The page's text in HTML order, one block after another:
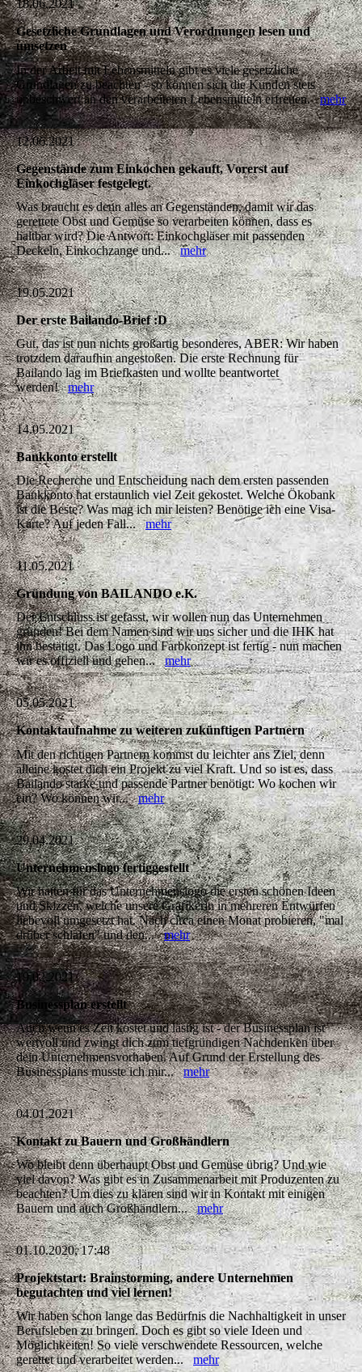
18.06.2021
Gesetzliche Grundlagen und Verordnungen lesen und
umsetzen
In der Arbeit mit Lebensmitteln gibt es viele gesetzliche
Grundlagen zu beachten - so können sich die Kunden stets
unbeschwert an den verarbeiteten Lebensmitteln erfreuen.mehr
12.06.2021
Gegenstände zum Einkochen gekauft, Vorerst auf
Einkochgläser festgelegt.
Was braucht es denn alles an Gegenständen, damit wir das
gerettete Obst und Gemüse so verarbeiten können, dass es
haltbar wird? Die Antwort: Einkochgläser mit passenden
Deckeln, Einkochzange und...mehr
19.05.2021
Der erste Bailando-Brief :D
Gut, das ist nun nichts großartig besonderes, ABER: Wir haben
trotzdem daraufhin angestoßen. Die erste Rechnung für
Bailando lag im Briefkasten und wollte beantwortet
werden!mehr
14.05.2021
Bankkonto erstellt
Die Recherche und Entscheidung nach dem ersten passenden
Bankkonto hat erstaunlich viel Zeit gekostet. Welche Ökobank
ist die Beste? Was mag ich mir leisten? Benötige ich eine Visa-
Karte? Auf jeden Fall...mehr
11.05.2021
Gründung von BAILANDO e.K.
Der Entschluss ist gefasst, wir wollen nun das Unternehmen
gründen! Bei dem Namen sind wir uns sicher und die IHK hat
ihn bestätigt. Das Logo und Farbkonzept ist fertig - nun machen
wir es offiziell und gehen...mehr
05.05.2021
Kontaktaufnahme zu weiteren zukünftigen Partnern
Mit den richtigen Partnern kommst du leichter ans Ziel, denn
alleine kostet dich ein Projekt zu viel Kraft. Und so ist es, dass
Bailando starke und passende Partner benötigt: Wo kochen wir
ein? Wo können wir...mehr
29.04.2021
Unternehmenslogo fertiggestellt
Wir hatten für das Unternehmenslogo die ersten schönen Ideen
und Skizzen, welche unsere Grafikerin in mehreren Entwürfen
liebevoll umgesetzt hat. Nach circa einen Monat probieren, "mal
drüber schlafen" und den...mehr
19.02.2021
Businessplan erstellt
Auch wenn es Zeit kostet und lästig ist - der Businessplan ist
wertvoll und zwingt dich zum tiefgründigen Nachdenken über
dein Unternehmensvorhaben. Auf Grund der Erstellung des
Businessplans musste ich mir...mehr
04.01.2021
Kontakt zu Bauern und Großhändlern
Wo bleibt denn überhaupt Obst und Gemüse übrig? Und wie
viel davon? Was gibt es in Zusammenarbeit mit Produzenten zu
beachten? Um dies zu klären sind wir in Kontakt mit einigen
Bauern und auch Großhändlern...mehr
01.10.2020, 17:48
Projektstart: Brainstorming, andere Unternehmen
begutachten und viel lernen!
Wir haben schon lange das Bedürfnis die Nachhaltigkeit in unser
Berufsleben zu bringen. Doch es gibt so viele Ideen und
Möglichkeiten! So viele verschwendete Ressourcen, welche
gerettet und verarbeitet werden...mehr